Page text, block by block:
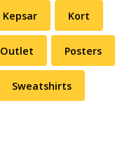
Kepsar Kort
Outlet Posters
Sweatshirts